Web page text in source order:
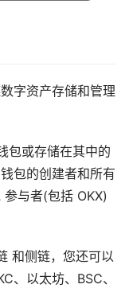
字资产存储和管理
包或存储在其中的
包的创建者和所有
与者(包括 OKX)
和侧链，您还可以
、以太坊、BSC、